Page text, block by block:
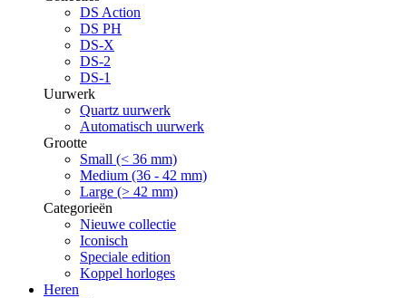
DS Action
DS PH
DS-X
DS-2
DS-1
Uurwerk
Quartz uurwerk
Automatisch uurwerk
Grootte
Small (< 36 mm)
Medium (36 - 42 mm)
Large (> 42 mm)
Categorieën
Nieuwe collectie
Iconisch
Speciale edition
Koppel horloges
Heren